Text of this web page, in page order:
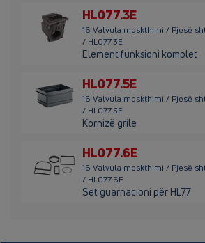
HL077.3E
16 Valvula moskthimi / Pjesë
/ HL077.3E
Element funksioni komplet
HL077.5E
16 Valvula moskthimi / Pjesë
/ HL077.5E
Kornizë grile
HL077.6E
16 Valvula moskthimi / Pjesë
/ HL077.6E
Set guarnacioni për HL77